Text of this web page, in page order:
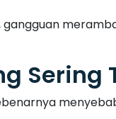
Sering